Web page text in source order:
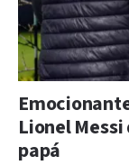
Lionel
papá